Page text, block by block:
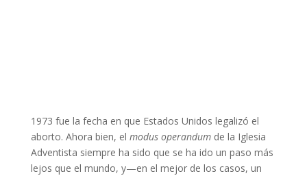
1973 fue la fecha en que Estados Unidos legalizó el
aborto. Ahora bien, el modus operandumde la Iglesia
Adventista siempre ha sido que se ha ido un paso más
lejos que el mundo, y—en el mejor de los casos, un